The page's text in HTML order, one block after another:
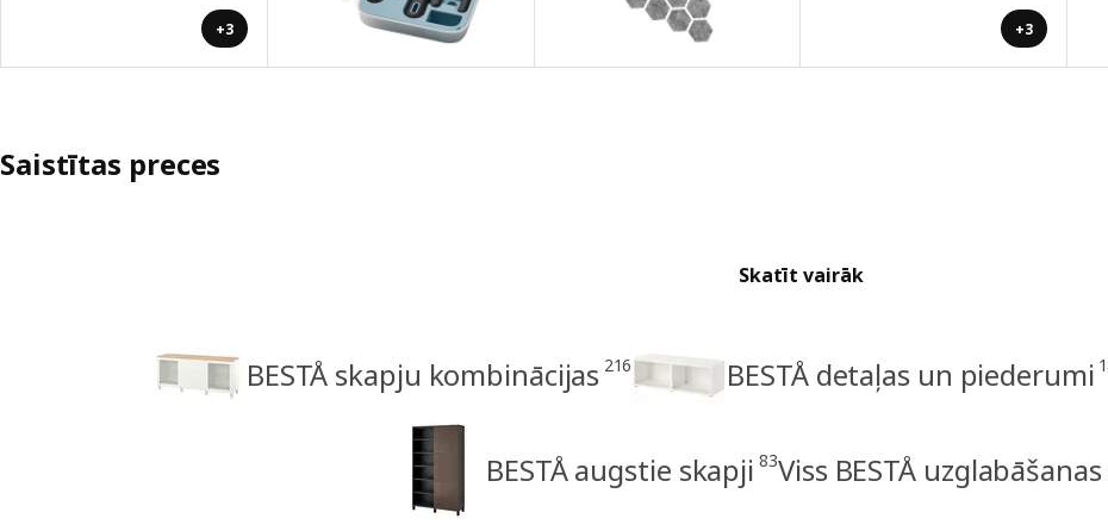
+3 +3
Saistītas preces
Skatīt vairāk
BESTÅ skapju kombinācijas 216 BESTÅ detaļas un piederumi
BESTÅ augstie skapji 83Viss BESTÅ